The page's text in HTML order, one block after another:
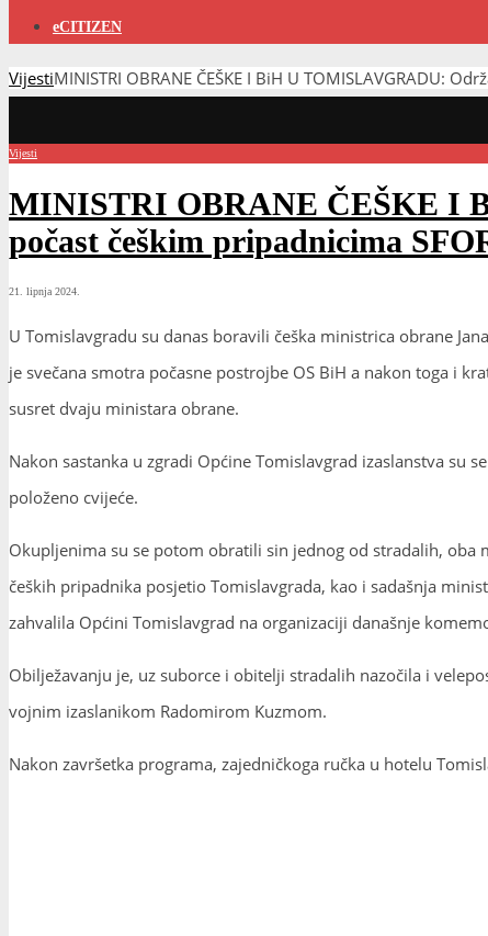
eCITIZEN
VijestiMINISTRI OBRANE ČEŠKE I BiH U TOMISLAVGRADU:
Vijesti
MINISTRI OBRANE ČEŠKE I
počast češkim pripadnicima
21. lipnja 2024.
U Tomislavgradu su danas boravili češka ministrica obrane
je svečana smotra počasne postrojbe OS BiH a nakon toga i
susret dvaju ministara obrane.
Nakon sastanka u zgradi Općine Tomislavgrad izaslanstva su
položeno cvijeće.
Okupljenima su se potom obratili sin jednog od stradalih,
čeških pripadnika posjetio Tomislavgrada, kao i sadašnja
zahvalila Općini Tomislavgrad na organizaciji današnje
Obilježavanju je, uz suborce i obitelji stradalih nazočila i
vojnim izaslanikom Radomirom Kuzmom.
Nakon završetka programa, zajedničkoga ručka u hotelu